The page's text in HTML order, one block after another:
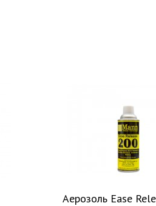
Аерозоль Ease